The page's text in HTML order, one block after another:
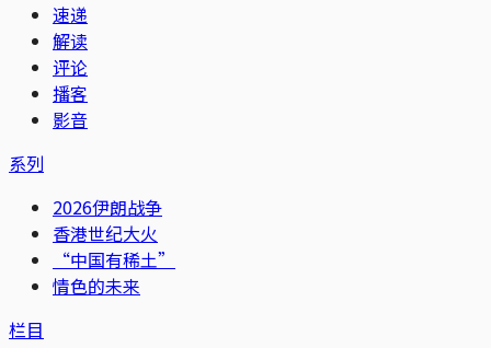
速递
解读
评论
播客
影音
系列
2026伊朗战争
香港世纪大火
“中国有稀土”
情色的未来
栏目